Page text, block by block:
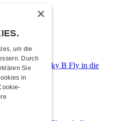
kommt Nicky B Fly in die
×
um die
Durch
Sie
in